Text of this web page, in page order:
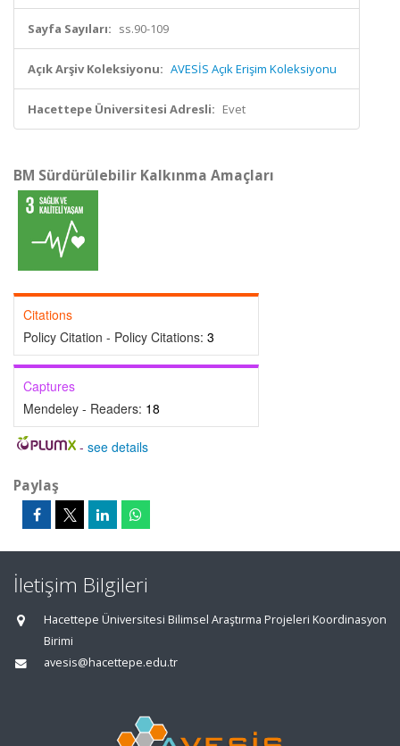
Sayfa Sayıları: ss.90-109
Açık Arşiv Koleksiyonu: AVESİS Açık Erişim Koleksiyonu
Hacettepe Üniversitesi Adresli: Evet
BM Sürdürülebilir Kalkınma Amaçları
Citations
Policy Citation - Policy Citations: 3
Captures
Mendeley - Readers: 18
- see details
Paylaş
İletişim Bilgileri
Hacettepe Üniversitesi Bilimsel Araştırma Projeleri Koordinasyon
Birimi
avesis@hacettepe.edu.tr